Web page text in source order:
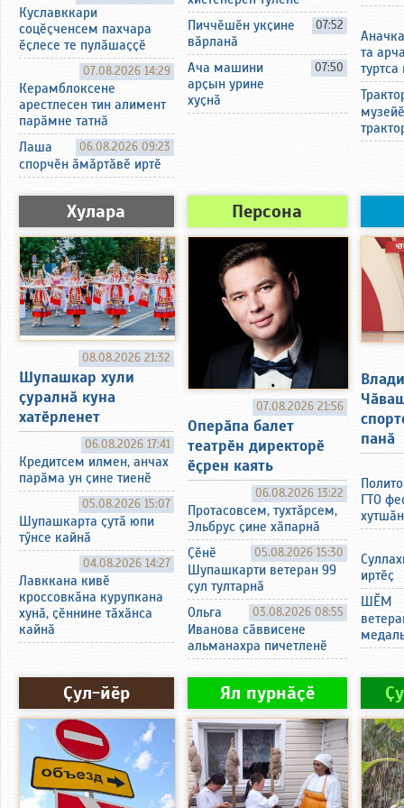
Куславккари
соцӗҫченсем пахчара
ӗҫлесе те пулӑшаҫҫӗ
07.08.2026 14:29
Керамблоксене
арестлесен тин алимент
парӑмне татнӑ
06.08.2026 09:23
Лаша
спорчӗн ӑмӑртӑвӗ иртӗ
07:52
Пиччӗшӗн укҫине
вӑрланӑ
07:50
Ача машини
арҫын урине
хуҫнӑ
та
Хулара
08.08.2026 21:32
Шупашкар хули
ҫуралнӑ куна
хатӗрленет
06.08.2026 17:41
Кредитсем илмен, анчах
парӑма ун ҫине тиенӗ
05.08.2026 15:07
Шупашкарта ҫутӑ юпи
тӳнсе кайнӑ
04.08.2026 14:27
Лавккана кивӗ
кроссовкӑна курупкана
хунӑ, ҫӗннине тӑхӑнса
кайнӑ
Персона
07.08.2026 21:56
Оперӑпа балет
театрӗн директорӗ
ӗҫрен каять
06.08.2026 13:22
Протасовсем, тухтӑрсем,
Эльбрус ҫине хӑпарнӑ
05.08.2026 15:30
Ҫӗнӗ
Шупашкарти ветеран 99
ҫул тултарнӑ
03.08.2026 08:55
Ольга
Иванова сӑввисене
альманахра пичетленӗ
панӑ
ГТО
иртӗҫ
ШӖМ
Ҫул-йӗр Ял пурнӑҫӗ